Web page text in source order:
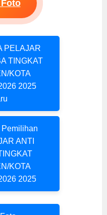
PELAJAR
TINGKAT
KOTA
2025
ANTI
KOTA
2025